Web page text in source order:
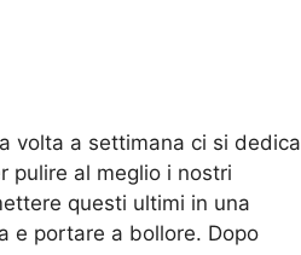
volta a settimana ci si dedica
pulire al meglio i nostri
questi ultimi in una
e portare a bollore. Dopo